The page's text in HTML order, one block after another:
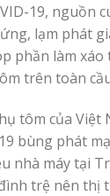
19, nguồn
lạm phát
phần làm
trên toàn
tôm của Việt
bùng phát
nhà máy tại
trệ nên thị